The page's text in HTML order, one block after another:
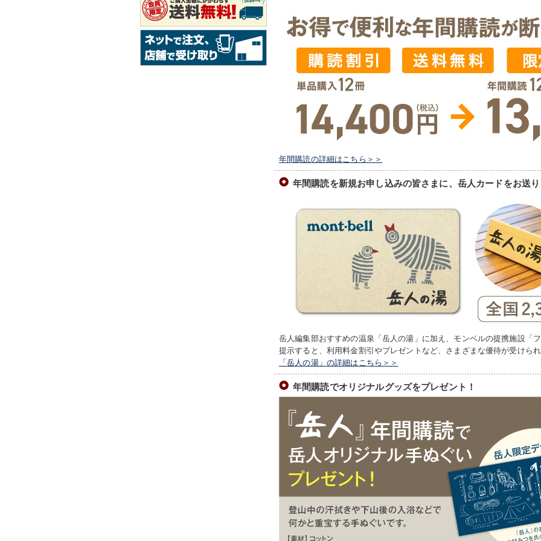
年間購読の詳細はこちら＞＞
年間購読を新規お申し込みの皆さまに、岳人カードをお送
岳人編集部おすすめの温泉「岳人の湯」に加え、モンベルの提携施設「
提示すると、利用料金割引やプレゼントなど、さまざまな優待が受けら
「岳人の湯」の詳細はこちら＞＞
年間購読でオリジナルグッズをプレゼント！